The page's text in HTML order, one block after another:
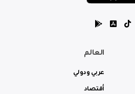
العالم
عربي ودولي
أقتصاد